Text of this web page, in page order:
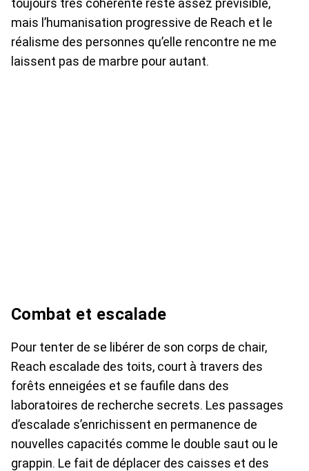
toujours très cohérente reste assez prévisible,
mais l’humanisation progressive de Reach et le
réalisme des personnes qu’elle rencontre ne me
laissent pas de marbre pour autant.
Combat et escalade
Pour tenter de se libérer de son corps de chair,
Reach escalade des toits, court à travers des
forêts enneigées et se faufile dans des
laboratoires de recherche secrets. Les passages
d’escalade s’enrichissent en permanence de
nouvelles capacités comme le double saut ou le
grappin. Le fait de déplacer des caisses et des